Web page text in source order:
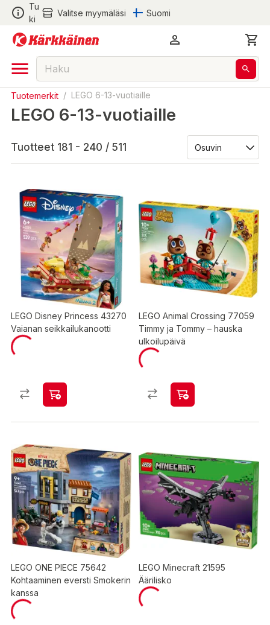
Tu
ki
Valitse myymäläsi Suomi
Tuotemerkit / LEGO 6-13-vuotiaille
LEGO 6-13-vuotiaille
Tuotteet 181 - 240 / 511
LEGO Disney Princess 43270
Vaianan seikkailukanootti
LEGO Animal Crossing 77059
Timmy ja Tommy – hauska
ulkoilupäivä
LEGO ONE PIECE 75642
Kohtaaminen eversti Smokerin
kanssa
LEGO Minecraft 21595
Äärilisko